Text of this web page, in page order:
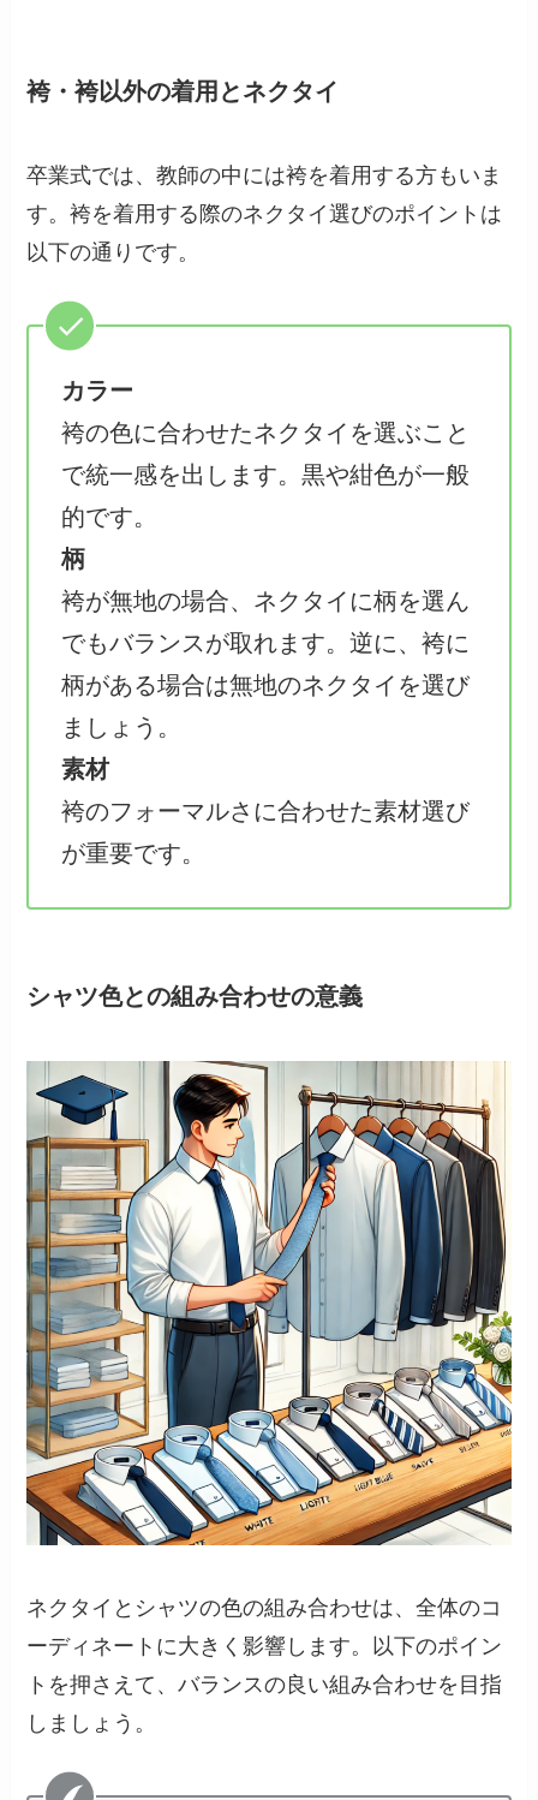
袴・袴以外の着用とネクタイ
卒業式では、教師の中には袴を着用する方もいま
す。袴を着用する際のネクタイ選びのポイントは
以下の通りです。
カラー
袴の色に合わせたネクタイを選ぶこと
で統一感を出します。黒や紺色が一般
的です。
柄
袴が無地の場合、ネクタイに柄を選ん
でもバランスが取れます。逆に、袴に
柄がある場合は無地のネクタイを選び
ましょう。
素材
袴のフォーマルさに合わせた素材選び
が重要です。
シャツ色との組み合わせの意義
ネクタイとシャツの色の組み合わせは、全体のコ
ーディネートに大きく影響します。以下のポイン
トを押さえて、バランスの良い組み合わせを目指
しましょう。